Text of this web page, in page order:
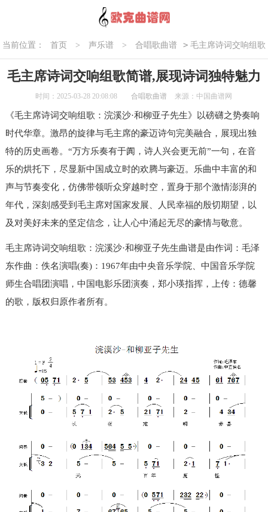
当前位置： 首页 > 声乐谱 > 合唱歌曲谱 > 毛主席诗词交响组歌
毛主席诗词交响组歌简谱,展现诗词独特魅力
时间：2025-03-28 20:08:08 合唱歌曲谱 来源：中国曲谱网
《毛主席诗词交响组歌：浣溪沙·和柳亚子先生》以磅礴之势奏响
时代华章。激昂的旋律与毛主席的豪迈诗句完美融合，展现出独
特的历史画卷。“万方乐奏有于阗，诗人兴会更无前”一句，在音
乐的烘托下，尽显新中国成立时的欢腾与豪迈。乐曲中丰富的和
声与节奏变化，仿佛带领听众穿越时空，置身于那个激情澎湃的
年代，深刻感受到毛主席对国家发展、人民幸福的殷切期望，以
及对美好未来的坚定信念，让人心中涌起无尽的豪情与敬意。
毛主席诗词交响组歌：浣溪沙·和柳亚子先生曲谱是由作词：毛泽
东作曲：佚名演唱(奏)：1967年由中央音乐学院、中国音乐学院
师生合唱团演唱，中国电影乐团演奏，郑小瑛指挥，上传：德馨
的歌，版权归原作者所有。